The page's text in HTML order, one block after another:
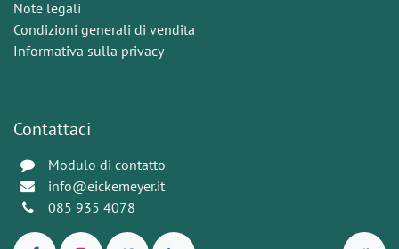
Note legali
Condizioni generali di vendita
Informativa sulla privacy
Contattaci
Modulo di contatto
info@eickemeyer.it
085 935 4078